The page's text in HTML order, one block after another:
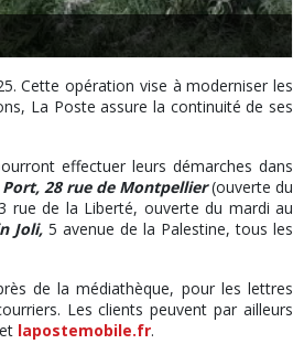
Cette opération vise à moderniser les
La Poste assure la continuité de ses
effectuer leurs démarches dans
Port, 28 rue de Montpellier(ouverte du
rue de la Liberté, ouverte du mardi au
Joli,5 avenue de la Palestine, tous les
de la médiathèque, pour les lettres
Les clients peuvent par ailleurs
et lapostemobile.fr.